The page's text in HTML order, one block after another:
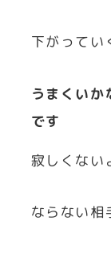
下がってい
うまくいか
です
寂しくない
ならない相